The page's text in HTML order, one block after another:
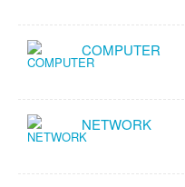
COMPUTER
NETWORK